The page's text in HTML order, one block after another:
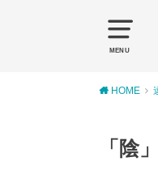
MENU
HOME
「陰